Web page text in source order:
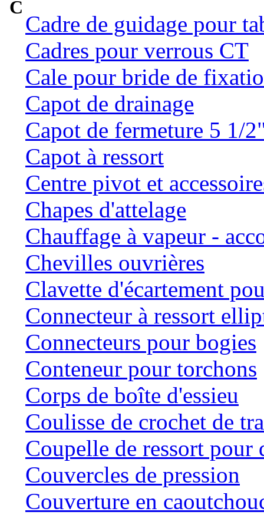
C
Cadre de guidage pour
Cadres pour verrous CT
Cale pour bride de
Capot de drainage
Capot de fermeture 5 1/
Capot à ressort
Centre pivot et
Chapes d'attelage
Chauffage à vapeur -
Chevilles ouvrières
Clavette d'écartement
Connecteur à ressort
Connecteurs pour bogies
Conteneur pour torchons
Corps de boîte d'essieu
Coulisse de crochet de
Coupelle de ressort
Couvercles de pression
Couverture en